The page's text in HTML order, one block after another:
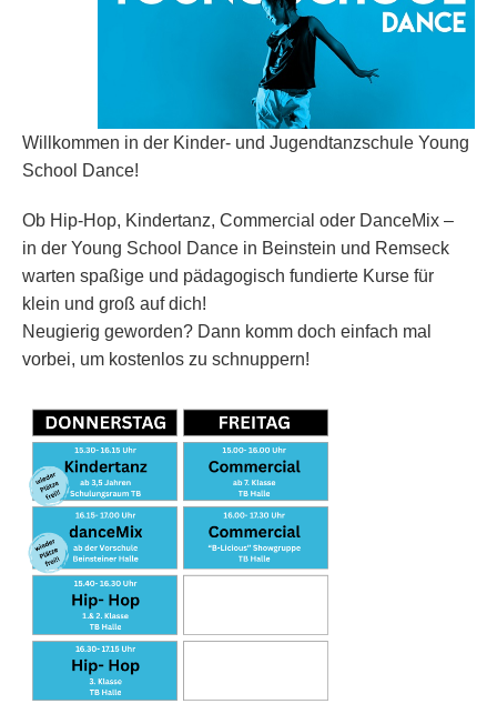
Willkommen in der Kinder- und Jugendtanzschule Young
School Dance!
Ob Hip-Hop, Kindertanz, Commercial oder DanceMix –
in der Young School Dance in Beinstein und Remseck
warten spaßige und pädagogisch fundierte Kurse für
klein und groß auf dich!
Neugierig geworden? Dann komm doch einfach mal
vorbei, um kostenlos zu schnuppern!